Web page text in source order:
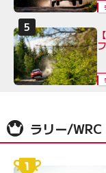
ラリー/WRC